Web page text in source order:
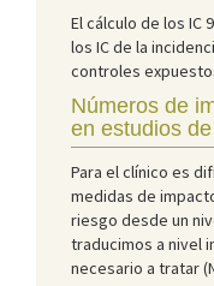
El cálculo de los IC
los IC de la
controles
Números de
en estudios
Para el clínico es
medidas de
riesgo desde un
traducimos a nivel
necesario a tratar